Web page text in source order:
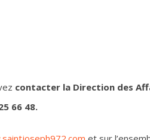
contacter la Direction des
66 48.